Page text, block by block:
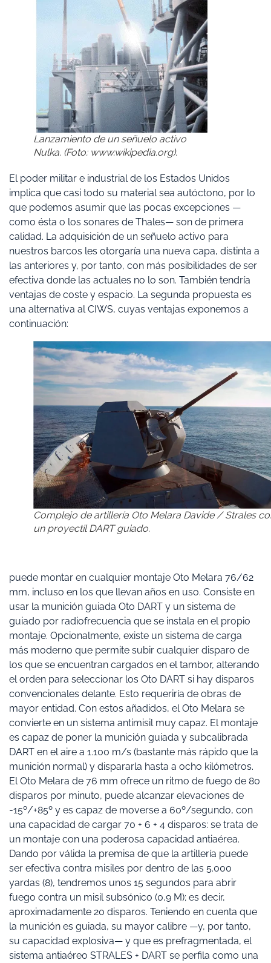
Lanzamiento de un señuelo activo
Nulka. (Foto: www.wikipedia.org).
El poder militar e industrial de los Estados Unidos
implica que casi todo su material sea autóctono, por lo
que podemos asumir que las pocas excepciones —
como ésta o los sonares de Thales— son de primera
calidad. La adquisición de un señuelo activo para
nuestros barcos les otorgaría una nueva capa, distinta a
las anteriores y, por tanto, con más posibilidades de ser
efectiva donde las actuales no lo son. También tendría
ventajas de coste y espacio. La segunda propuesta es
una alternativa al CIWS, cuyas ventajas exponemos a
continuación:
Complejo de artillería Oto Melara Davide / Strales
un proyectil DART guiado.
puede montar en cualquier montaje Oto Melara 76/62
mm, incluso en los que llevan años en uso. Consiste en
usar la munición guiada Oto DART y un sistema de
guiado por radiofrecuencia que se instala en el propio
montaje. Opcionalmente, existe un sistema de carga
más moderno que permite subir cualquier disparo de
los que se encuentran cargados en el tambor, alterando
el orden para seleccionar los Oto DART si hay disparos
convencionales delante. Esto requeriría de obras de
mayor entidad. Con estos añadidos, el Oto Melara se
convierte en un sistema antimisil muy capaz. El montaje
es capaz de poner la munición guiada y subcalibrada
DART en el aire a 1.100 m/s (bastante más rápido que la
munición normal) y dispararla hasta a ocho kilómetros.
El Oto Melara de 76 mm ofrece un ritmo de fuego de 80
disparos por minuto, puede alcanzar elevaciones de
-15º/+85º y es capaz de moverse a 60º/segundo, con
una capacidad de cargar 70 + 6 + 4 disparos: se trata de
un montaje con una poderosa capacidad antiaérea.
Dando por válida la premisa de que la artillería puede
ser efectiva contra misiles por dentro de las 5.000
yardas (8), tendremos unos 15 segundos para abrir
fuego contra un misil subsónico (0,9 M); es decir,
aproximadamente 20 disparos. Teniendo en cuenta que
la munición es guiada, su mayor calibre —y, por tanto,
su capacidad explosiva— y que es prefragmentada, el
sistema antiaéreo STRALES + DART se perfila como una